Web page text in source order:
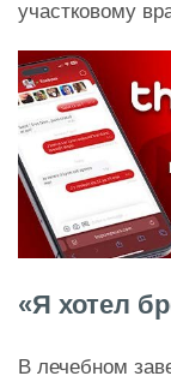
участковому
«Я хотел
В лечебном